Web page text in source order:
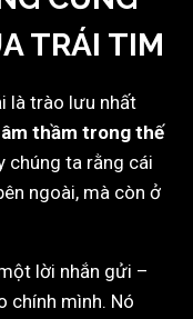
TRÁI TIM
là trào lưu nhất
thầm trong thế
chúng ta rằng cái
ngoài, mà còn ở
lời nhắn gửi –
chính mình. Nó